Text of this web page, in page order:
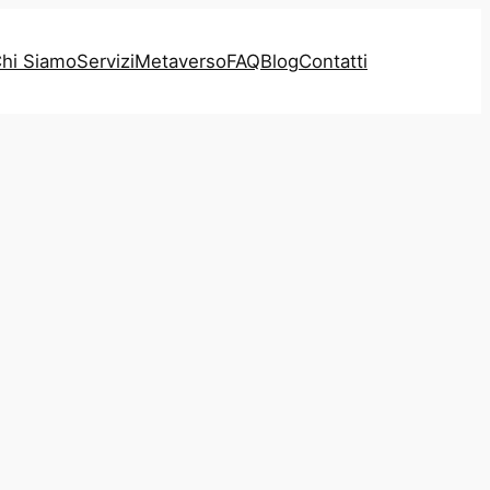
SiamoServiziMetaversoFAQBlogContatti